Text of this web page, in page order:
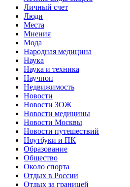
Личный счет
Люди
Места
Мнения
Мода
Народная медицина
Наука
Наука и техника
Научпоп
Недвижимость
Новости
Новости ЗОЖ
Новости медицины
Новости Москвы
Новости путешествий
Ноутбуки и ПК
Образование
Общество
Около спорта
Отдых в России
Отдых за границей